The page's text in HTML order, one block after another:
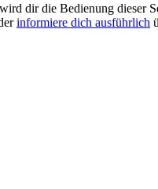
dir die Bedienung dieser
informiere dich ausführlich